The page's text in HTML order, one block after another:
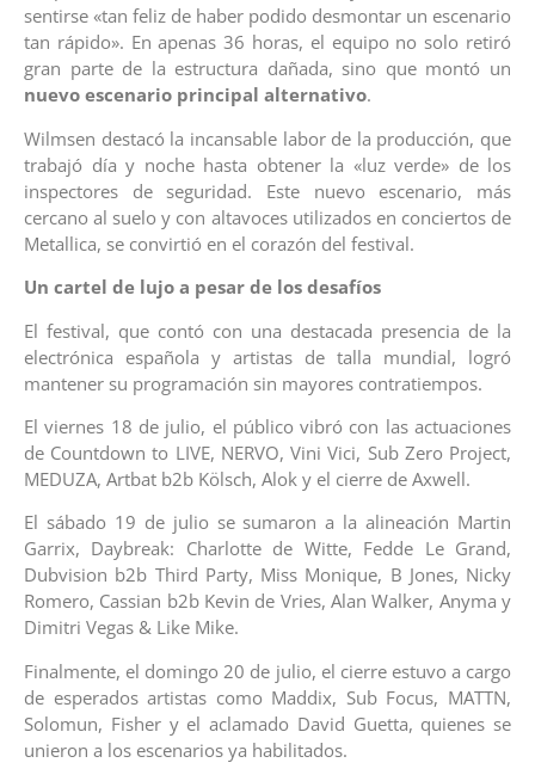
sentirse «tan feliz de haber podido desmontar un escenario
tan rápido». En apenas 36 horas, el equipo no solo retiró
gran parte de la estructura dañada, sino que montó un
nuevo escenario principal alternativo.
Wilmsen destacó la incansable labor de la producción, que
trabajó día y noche hasta obtener la «luz verde» de los
inspectores de seguridad. Este nuevo escenario, más
cercano al suelo y con altavoces utilizados en conciertos de
Metallica, se convirtió en el corazón del festival.
Un cartel de lujo a pesar de los desafíos
El festival, que contó con una destacada presencia de la
electrónica española y artistas de talla mundial, logró
mantener su programación sin mayores contratiempos.
El viernes 18 de julio, el público vibró con las actuaciones
de Countdown to LIVE, NERVO, Vini Vici, Sub Zero Project,
MEDUZA, Artbat b2b Kölsch, Alok y el cierre de Axwell.
El sábado 19 de julio se sumaron a la alineación Martin
Garrix, Daybreak: Charlotte de Witte, Fedde Le Grand,
Dubvision b2b Third Party, Miss Monique, B Jones, Nicky
Romero, Cassian b2b Kevin de Vries, Alan Walker, Anyma y
Dimitri Vegas & Like Mike.
Finalmente, el domingo 20 de julio, el cierre estuvo a cargo
de esperados artistas como Maddix, Sub Focus, MATTN,
Solomun, Fisher y el aclamado David Guetta, quienes se
unieron a los escenarios ya habilitados.